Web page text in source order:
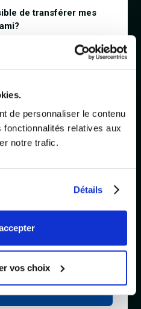
de personnaliser le contenu
relatives aux
notre trafic.
Détails
vos choix
de transférer mes
propos des frais de
peux apporter un
enfants sont acceptés
sont réservées
majeur (nudité,
mention bien visible sur